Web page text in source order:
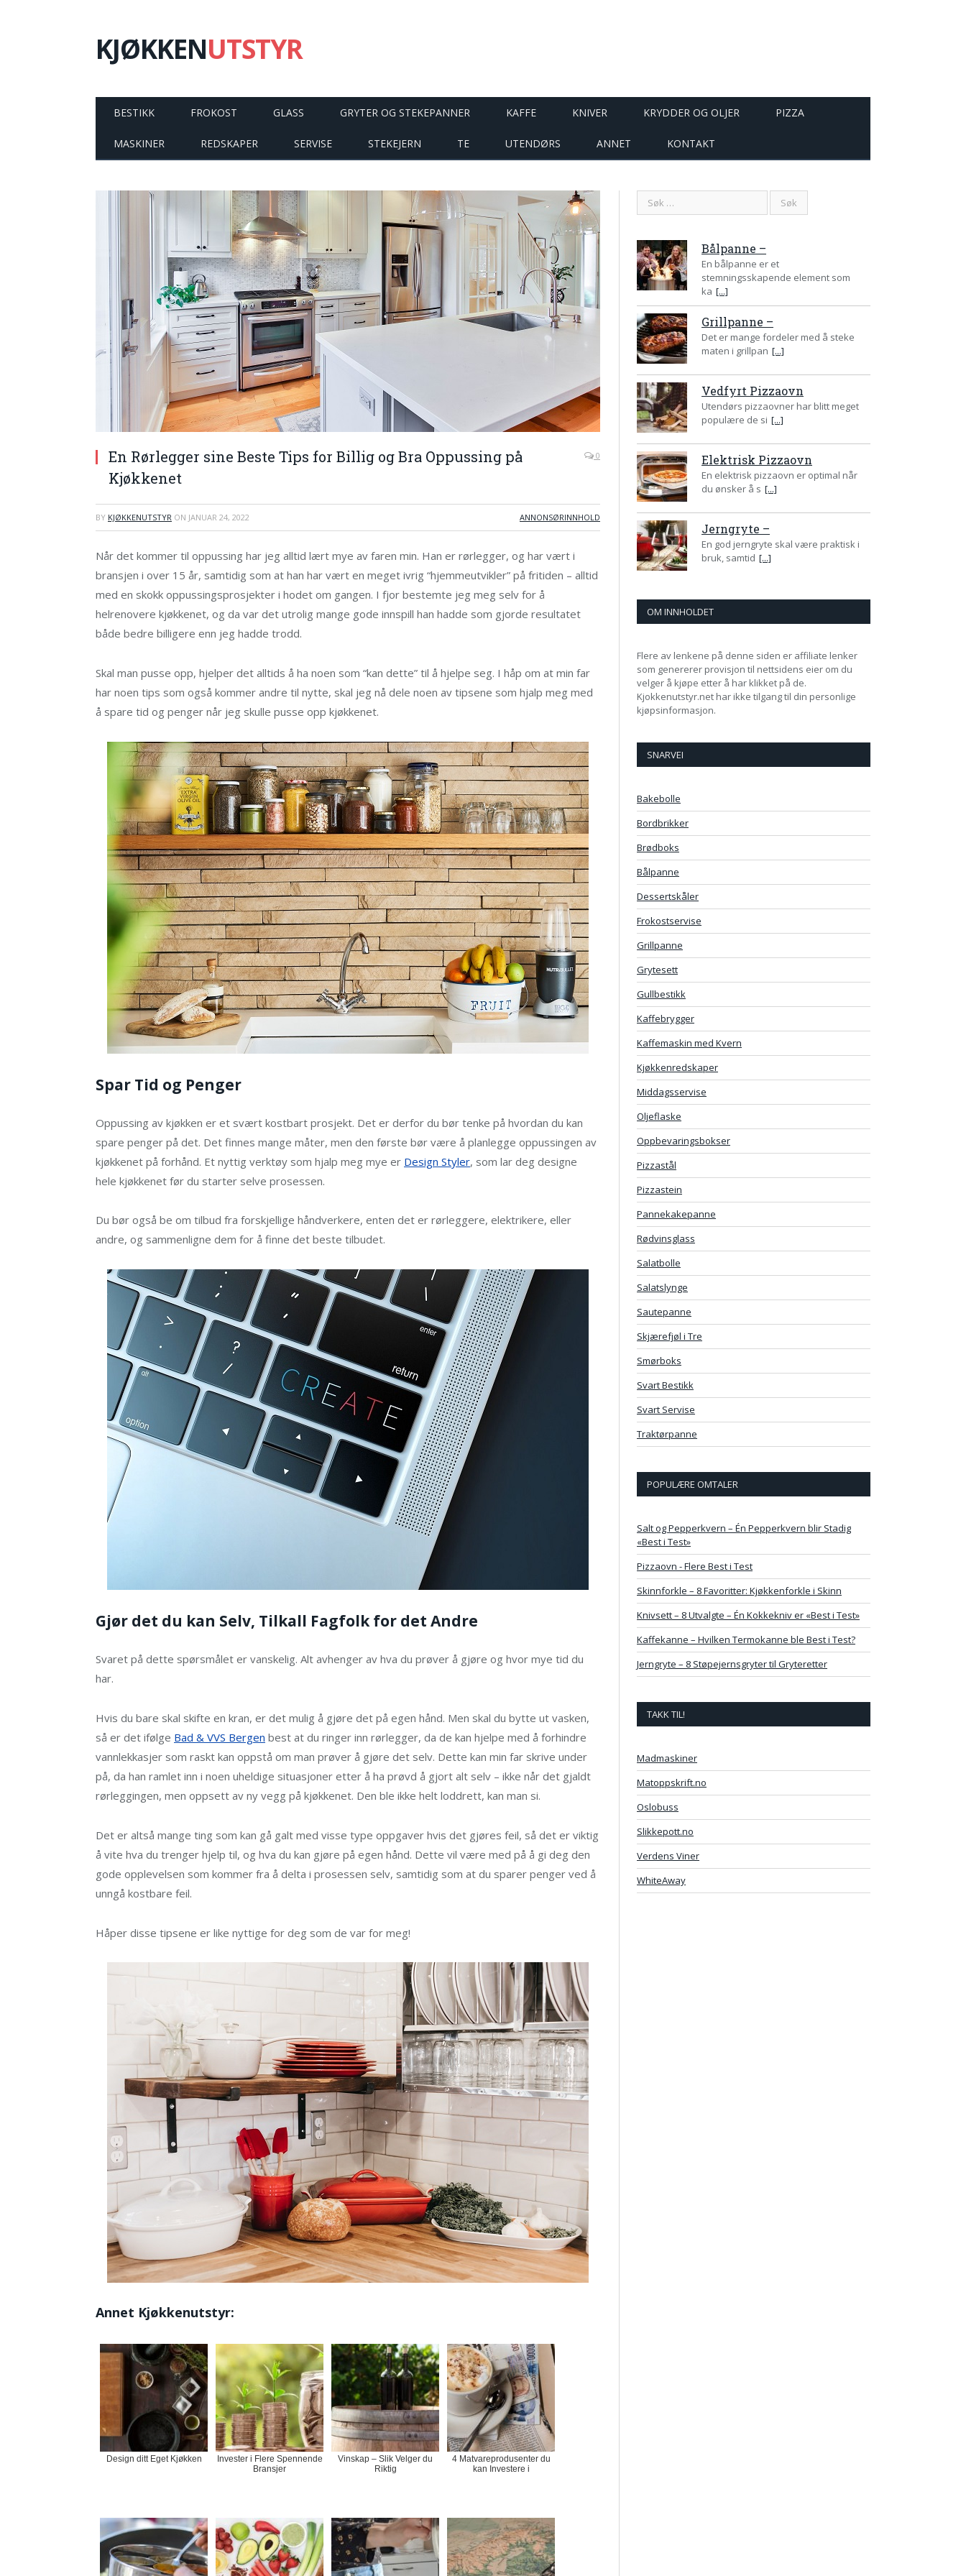
KJØKKENUTSTYR
BESTIKK FROKOST GLASS GRYTER OG STEKEPANNER KAFFE KNIVER KRYDDER OG OLJER PIZZA
MASKINER REDSKAPER SERVISE STEKEJERN TE UTENDØRS ANNET KONTAKT
En Rørlegger sine Beste Tips for Billig og Bra Oppussing på
Kjøkkenet
0
BY KJØKKENUTSTYR ON JANUAR 24, 2022 ANNONSØRINNHOLD
Når det kommer til oppussing har jeg alltid lært mye av faren min. Han er rørlegger, og har vært i
bransjen i over 15 år, samtidig som at han har vært en meget ivrig “hjemmeutvikler” på fritiden – alltid
med en skokk oppussingsprosjekter i hodet om gangen. I fjor bestemte jeg meg selv for å
helrenovere kjøkkenet, og da var det utrolig mange gode innspill han hadde som gjorde resultatet
både bedre billigere enn jeg hadde trodd.
Skal man pusse opp, hjelper det alltids å ha noen som “kan dette” til å hjelpe seg. I håp om at min far
har noen tips som også kommer andre til nytte, skal jeg nå dele noen av tipsene som hjalp meg med
å spare tid og penger når jeg skulle pusse opp kjøkkenet.
Spar Tid og Penger
Oppussing av kjøkken er et svært kostbart prosjekt. Det er derfor du bør tenke på hvordan du kan
spare penger på det. Det finnes mange måter, men den første bør være å planlegge oppussingen av
kjøkkenet på forhånd. Et nyttig verktøy som hjalp meg mye er Design Styler, som lar deg designe
hele kjøkkenet før du starter selve prosessen.
Du bør også be om tilbud fra forskjellige håndverkere, enten det er rørleggere, elektrikere, eller
andre, og sammenligne dem for å finne det beste tilbudet.
Gjør det du kan Selv, Tilkall Fagfolk for det Andre
Svaret på dette spørsmålet er vanskelig. Alt avhenger av hva du prøver å gjøre og hvor mye tid du
har.
Hvis du bare skal skifte en kran, er det mulig å gjøre det på egen hånd. Men skal du bytte ut vasken,
så er det ifølge Bad & VVS Bergen best at du ringer inn rørlegger, da de kan hjelpe med å forhindre
vannlekkasjer som raskt kan oppstå om man prøver å gjøre det selv. Dette kan min far skrive under
på, da han ramlet inn i noen uheldige situasjoner etter å ha prøvd å gjort alt selv – ikke når det gjaldt
rørleggingen, men oppsett av ny vegg på kjøkkenet. Den ble ikke helt loddrett, kan man si.
Det er altså mange ting som kan gå galt med visse type oppgaver hvis det gjøres feil, så det er viktig
å vite hva du trenger hjelp til, og hva du kan gjøre på egen hånd. Dette vil være med på å gi deg den
gode opplevelsen som kommer fra å delta i prosessen selv, samtidig som at du sparer penger ved å
unngå kostbare feil.
Håper disse tipsene er like nyttige for deg som de var for meg!
Annet Kjøkkenutstyr:
Design ditt Eget Kjøkken
Invester i Flere Spennende
Bransjer
Vinskap – Slik Velger du
Riktig
4 Matvareprodusenter du
kan Investere i
Bålpanne –
En bålpanne er et
stemningsskapende element som
ka [...]
Grillpanne –
Det er mange fordeler med å steke
maten i grillpan [...]
Vedfyrt Pizzaovn
Utendørs pizzaovner har blitt meget
populære de si [...]
Elektrisk Pizzaovn
En elektrisk pizzaovn er optimal når
du ønsker å s [...]
Jerngryte –
En god jerngryte skal være praktisk i
bruk, samtid [...]
OM INNHOLDET
Flere av lenkene på denne siden er affiliate lenker
som genererer provisjon til nettsidens eier om du
velger å kjøpe etter å har klikket på de.
Kjokkenutstyr.net har ikke tilgang til din personlige
kjøpsinformasjon.
SNARVEI
Bakebolle
Bordbrikker
Brødboks
Bålpanne
Dessertskåler
Frokostservise
Grillpanne
Grytesett
Gullbestikk
Kaffebrygger
Kaffemaskin med Kvern
Kjøkkenredskaper
Middagsservise
Oljeflaske
Oppbevaringsbokser
Pizzastål
Pizzastein
Pannekakepanne
Rødvinsglass
Salatbolle
Salatslynge
Sautepanne
Skjærefjøl i Tre
Smørboks
Svart Bestikk
Svart Servise
Traktørpanne
POPULÆRE OMTALER
Salt og Pepperkvern – Én Pepperkvern blir Stadig
«Best i Test»
Pizzaovn - Flere Best i Test
Skinnforkle – 8 Favoritter: Kjøkkenforkle i Skinn
Knivsett – 8 Utvalgte – Én Kokkekniv er «Best i Test»
Kaffekanne – Hvilken Termokanne ble Best i Test?
Jerngryte – 8 Støpejernsgryter til Gryteretter
TAKK TIL!
Madmaskiner
Matoppskrift.no
Oslobuss
Slikkepott.no
Verdens Viner
WhiteAway